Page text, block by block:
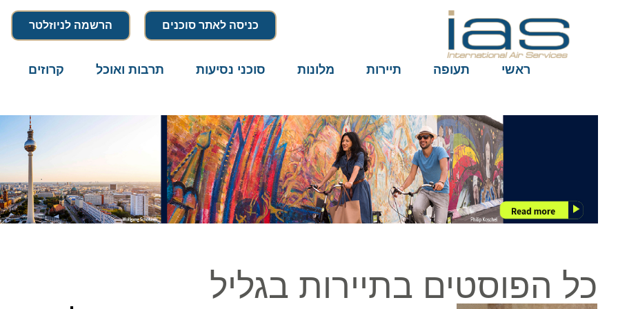
כניסה לאתר סוכנים הרשמה לניוזלטר
ראשי תעופה תיירות מלונות סוכני נסיעות תרבות ואוכל קרוזים
כל הפוסטים בתיירות בגליל